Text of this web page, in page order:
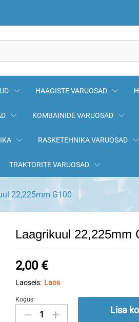
HAAGISTE VARUOSAD
KOMBAINIDE VARUOSAD
RASKETEHNIKA VARUOSAD
TRAKTORITE VARUOSAD
22,225mm G100
Laagrikuul 22,225mm
2,00 €
Laoseis: Laos
Laagrikuul
22,225mm
Kogus:
Lisa